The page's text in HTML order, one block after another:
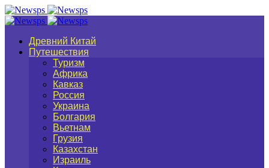
Древний Китай
Путешествия
Туризм
Африка
Кавказ
Россия
Украина
Болгария
Вьетнам
Грузия
Казахстан
Израиль